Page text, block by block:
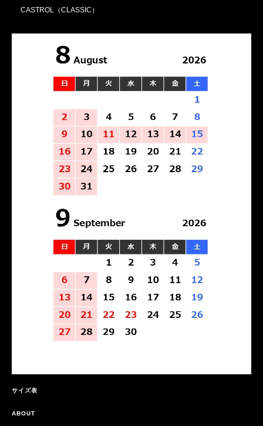
CASTROL（CLASSIC）
サイズ表
ABOUT